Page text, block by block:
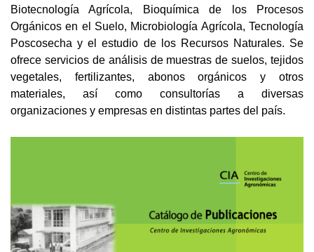
Biotecnología Agrícola, Bioquímica de los Procesos
Orgánicos en el Suelo, Microbiología Agrícola, Tecnología
Poscosecha y el estudio de los Recursos Naturales. Se
ofrece servicios de análisis de muestras de suelos, tejidos
vegetales, fertilizantes, abonos orgánicos y otros
materiales, así como consultorías a diversas
organizaciones y empresas en distintas partes del país.